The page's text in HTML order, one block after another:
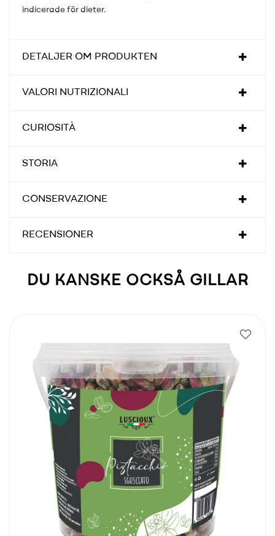
indicerade för dieter.
DETALJER OM PRODUKTEN
VALORI NUTRIZIONALI
CURIOSITÀ
STORIA
CONSERVAZIONE
RECENSIONER
DU KANSKE OCKSÅ GILLAR